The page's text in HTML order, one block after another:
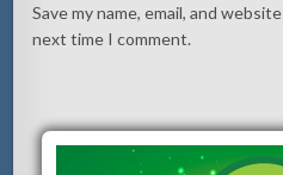
Save my name, email, and
next time I comment.